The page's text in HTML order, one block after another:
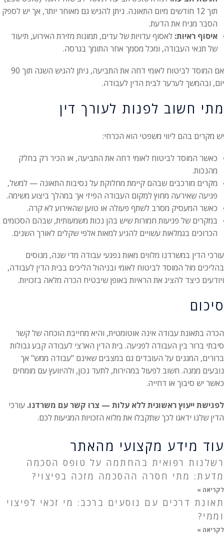
תוך 12 חודשים מיום התאונה. ניתן להגיש גם מאוחר יותר, אך יש לספק
הסבר מניח את הדעת.
איסוף ראיות: לאסוף עדויות של עדים, תמונות מזירת האירוע, תיעוד
של תנאי העבודה, ומכל מסמך אחר התומך בגרסה.
אם המוסד לביטוח לאומי דחה את התביעה, ניתן להגיש השגה תוך 90
יום, ובהמשך לערער לבית הדין לעבודה.
מתי חשוב לפנות לעורך דין
יש מקרים בהם ליווי משפטי הוא הכרחי:
כאשר המוסד לביטוח לאומי דחה את התביעה, או הכיר רק בחלק
מהנכות.
מקרים מורכבים שבהם קיימת מחלוקת על נסיבות התאונה — למשל,
פגיעה שאירעה מחוץ למקום העבודה הפיזי אך במהלך ביצוע משימה.
כאשר המעסיק מסרב לשתף פעולה או טוען שהאירוע לא קרה.
במקרים של פגיעות חמורות שיש בהן נכות משמעותית, שבהם הסכומים
הכרוכים בגמלאות עשויים להגיע למאות אלפי שקלים לאורך השנים.
עורכי הדין במשרדנו מלווים מאות נפגעי עבודה מדי שנה, מנוסים
בהליכים מול המוסד לביטוח לאומי ובניהול הליכים בבית הדין לעבודה,
ויודעים כיצד להציג את הראיות באופן שיבטיח הכרה מלאה בזכויות.
סיכום
הכרה בתאונת עבודה אינה אוטומטית, והיא מחייבת הוכחה של קשר
סיבתי ברור בין העבודה לפגיעה. בית הדין הארצי לעבודה קבע גבולות
ברורים, המגנים על העובדים גם במצבים שאינם "עבודה ממש" אך
נובעים ממנה. חשוב לפעול במהירות, לתעד נכון, ולהיוועץ עם מומחים
כאשר יש סיבוך או דחייה.
לפגישת ייעוץ ראשונית ללא עלות — צרו קשר עם משרדנו. עורכי
הדין שלנו ידאגו לכך שתקבלו את מלוא הזכויות המגיעות לכם.
עוד מידע מקצועי מהאתר
רשלנות רפואית בהחתמה על טופס הסכמה
מדעת: מתי חסרה ההסכמה מזכה בפיצוי?
לקריאה »
תאונת דרכים עם נוסעים ברכב: מי זכאי לפיצוי
וממי?
לקריאה »